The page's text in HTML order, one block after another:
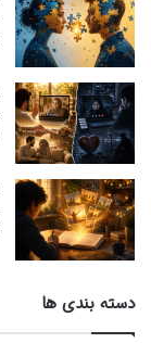
دسته بندی ها